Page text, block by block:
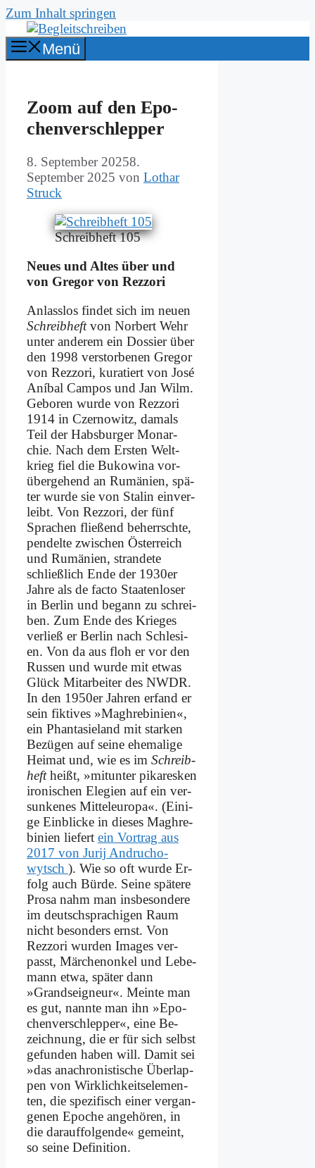
Zum Inhalt springen
Menü
Zoom auf den Epo­
chen­ver­schlep­per
8. September 20258.
September 2025 von Lothar
Struck
Schreib­heft 105
Neu­es und Al­tes über und
von Gre­gor von Rezz­ori
An­lass­los fin­det sich im neu­en
Schreib­heftvon Nor­bert Wehr
un­ter an­de­rem ein Dos­sier über
den 1998 ver­stor­be­nen Gre­gor
von Rezz­ori, ku­ra­tiert von Jo­sé
Aní­bal Cam­pos und Jan Wilm.
Ge­bo­ren wur­de von Rezz­ori
1914 in Czer­no­witz, da­mals
Teil der Habs­bur­ger Mon­ar­
chie. Nach dem Er­sten Welt­
krieg fiel die Bu­ko­wi­na vor­
über­ge­hend an Ru­mä­ni­en, spä­
ter wur­de sie von Sta­lin ein­ver­
leibt. Von Rezz­ori, der fünf
Spra­chen flie­ßend be­herrsch­te,
pen­del­te zwi­schen Öster­reich
und Ru­mä­ni­en, stran­de­te
schließ­lich En­de der 1930er
Jah­re als de fac­to Staa­ten­lo­ser
in Ber­lin und be­gann zu schrei­
ben. Zum En­de des Krie­ges
ver­ließ er Ber­lin nach Schle­si­
en. Von da aus floh er vor den
Rus­sen und wur­de mit et­was
Glück Mit­ar­bei­ter des NWDR.
In den 1950er Jah­ren er­fand er
sein fik­ti­ves »Ma­ghre­bi­ni­en«,
ein Phan­ta­sie­land mit star­ken
Be­zü­gen auf sei­ne ehe­ma­li­ge
Hei­mat und, wie es im Schreib­
heftheißt, »mit­un­ter pi­kar­esken
iro­ni­schen Ele­gi­en auf ein ver­
sun­ke­nes Mit­tel­eu­ro­pa«. (Ei­ni­
ge Ein­blicke in die­ses Ma­ghre­
bi­ni­en lie­fert ein Vor­trag aus
2017 von Ju­rij An­drucho­
wytsch ). Wie so oft wur­de Er­
folg auch Bür­de. Sei­ne spä­te­re
Pro­sa nahm man ins­be­son­de­re
im deutsch­spra­chi­gen Raum
nicht be­son­ders ernst. Von
Rezz­ori wur­den Images ver­
passt, Mär­chen­on­kel und Le­be­
mann et­wa, spä­ter dann
»Grand­sei­gneur«. Mein­te man
es gut, nann­te man ihn »Epo­
chen­ver­schlep­per«, ei­ne Be­
zeich­nung, die er für sich selbst
ge­fun­den ha­ben will. Da­mit sei
»das ana­chro­ni­sti­sche Über­lap­
pen von Wirk­lich­keits­ele­men­
ten, die spe­zi­fisch ei­ner ver­gan­
ge­nen Epo­che an­ge­hö­ren, in
die dar­auf­fol­gen­de« ge­meint,
so sei­ne De­fi­ni­ti­on.